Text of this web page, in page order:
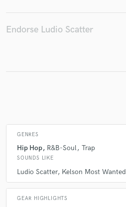
Endorse Ludio Scatter
GENRES
Hip Hop R&B-Soul Trap
SOUNDS LIKE
Ludio Scatter Kelson Most Wanted
GEAR HIGHLIGHTS